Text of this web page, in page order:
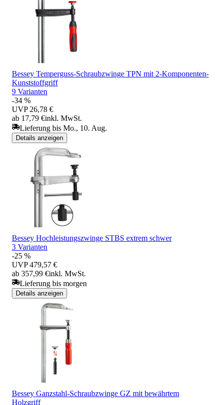
Bessey Temperguss-Schraubzwinge TPN mit 2-Komponenten-
Kunststoffgriff
9 Varianten
-34 %
UVP 26,78 €
ab 17,79 €inkl. MwSt.
Lieferung bis Mo., 10. Aug.
Details anzeigen
Bessey Hochleistungszwinge STBS extrem schwer
3 Varianten
-25 %
UVP 479,57 €
ab 357,99 €inkl. MwSt.
Lieferung bis morgen
Details anzeigen
Bessey Ganzstahl-Schraubzwinge GZ mit bewährtem
Holzgriff